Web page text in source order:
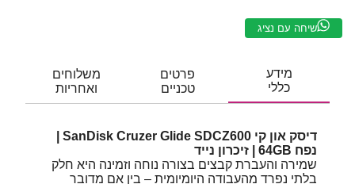
שיחה עם נציג
מידע
כללי
פרטים
טכניים
משלוחים
ואחריות
נפח 64GB | זיכרון נייד
שמירה והעברת קבצים בצורה נוחה וזמינה היא חלק
בלתי נפרד מהעבודה היומיומית – בין אם מדובר